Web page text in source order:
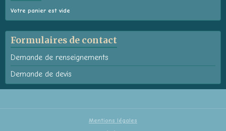
Votre panier est vide
Formulaires de contact
Demande de renseignements
Demande de devis
Mentions légales